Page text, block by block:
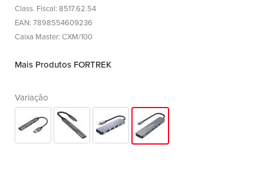
Class. Fiscal: 8517.62.54
EAN: 7898554609236
Caixa Master: CXM/100
Mais Produtos FORTREK
Variação